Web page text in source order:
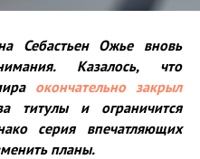
Себастьен Ожье вновь
Казалось, что
окончательно закрыл
титулы и ограничится
серия впечатляющих
планы.